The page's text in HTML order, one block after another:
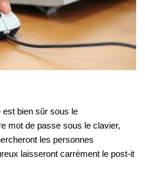
est bien sûr sous le
mot de passe sous le clavier,
les personnes
laisseront carrément le post-it